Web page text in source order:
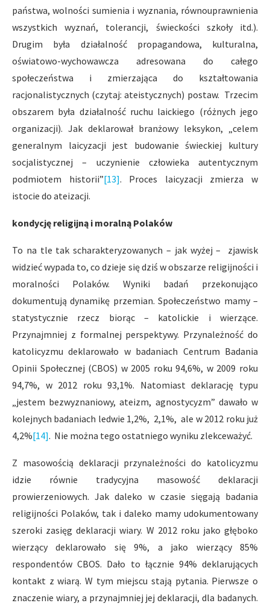
państwa, wolności sumienia i wyznania, równouprawnienia
wszystkich wyznań, tolerancji, świeckości szkoły itd.).
Drugim była działalność propagandowa, kulturalna,
oświatowo-wychowawcza adresowana do całego
społeczeństwa i zmierzająca do kształtowania
racjonalistycznych (czytaj: ateistycznych) postaw. Trzecim
obszarem była działalność ruchu laickiego (różnych jego
organizacji). Jak deklarował branżowy leksykon, „celem
generalnym laicyzacji jest budowanie świeckiej kultury
socjalistycznej – uczynienie człowieka autentycznym
podmiotem historii”[13]. Proces laicyzacji zmierza w
istocie do ateizacji.
kondycję religijną i moralną Polaków
To na tle tak scharakteryzowanych – jak wyżej – zjawisk
widzieć wypada to, co dzieje się dziś w obszarze religijności i
moralności Polaków. Wyniki badań przekonująco
dokumentują dynamikę przemian. Społeczeństwo mamy –
statystycznie rzecz biorąc – katolickie i wierzące.
Przynajmniej z formalnej perspektywy. Przynależność do
katolicyzmu deklarowało w badaniach Centrum Badania
Opinii Społecznej (CBOS) w 2005 roku 94,6%, w 2009 roku
94,7%, w 2012 roku 93,1%. Natomiast deklarację typu
„jestem bezwyznaniowy, ateizm, agnostycyzm” dawało w
kolejnych badaniach ledwie 1,2%, 2,1%, ale w 2012 roku już
4,2%[14]. Nie można tego ostatniego wyniku zlekceważyć.
Z masowością deklaracji przynależności do katolicyzmu
idzie równie tradycyjna masowość deklaracji
prowierzeniowych. Jak daleko w czasie sięgają badania
religijności Polaków, tak i daleko mamy udokumentowany
szeroki zasięg deklaracji wiary. W 2012 roku jako głęboko
wierzący deklarowało się 9%, a jako wierzący 85%
respondentów CBOS. Dało to łącznie 94% deklarujących
kontakt z wiarą. W tym miejscu stają pytania. Pierwsze o
znaczenie wiary, a przynajmniej jej deklaracji, dla badanych.